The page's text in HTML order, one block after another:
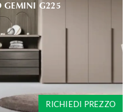
GEMINI G225
RICHIEDI PREZZO